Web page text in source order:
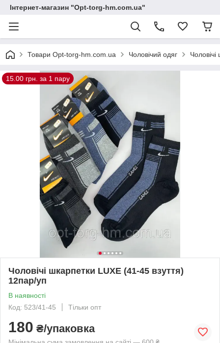
Інтернет-магазин "Opt-torg-hm.com.ua"
Товари Opt-torg-hm.com.ua Чоловічий одяг
15.00 грн. за 1 пару
Чоловічі шкарпетки LUXE (41-45 взуття)
12пар/уп
В наявності
Код: 523/41-45
Тільки опт
180 ₴/упаковка